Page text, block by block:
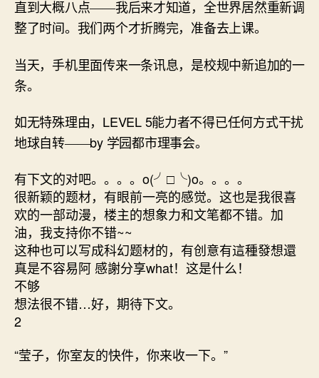
直到大概八点——我后来才知道，全世界居然重新调
整了时间。我们两个才折腾完，准备去上课。
当天，手机里面传来一条讯息，是校规中新追加的一
条。
如无特殊理由， LEVEL 5能力者不得已任何方式干扰
地球自转——by 学园都市理事会。
有下文的对吧。。。。o(╯□╰)o。。。。
很新颖的题材，有眼前一亮的感觉。这也是我很喜
欢的一部动漫，楼主的想象力和文笔都不错。加
油，我支持你不错~~
这种也可以写成科幻题材的，有创意有這種發想還
真是不容易阿 感謝分享what！这是什么！
不够
想法很不错…好，期待下文。
2
“莹子，你室友的快件，你来收一下。”